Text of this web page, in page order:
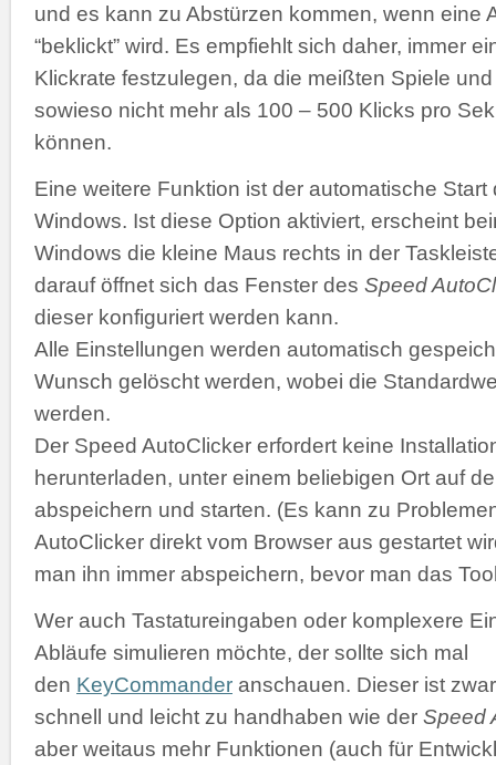
und es kann zu Abstürzen kommen, wenn eine
“beklickt” wird. Es empfiehlt sich daher, immer
Klickrate festzulegen, da die meißten Spiele
sowieso nicht mehr als 100 – 500 Klicks pro
können.
Eine weitere Funktion ist der automatische Start
Windows. Ist diese Option aktiviert, erscheint
Windows die kleine Maus rechts in der
darauf öffnet sich das Fenster des Speed
dieser konfiguriert werden kann.
Alle Einstellungen werden automatisch
Wunsch gelöscht werden, wobei die
werden.
Der Speed AutoClicker erfordert keine
herunterladen, unter einem beliebigen Ort auf
abspeichern und starten. (Es kann zu
AutoClicker direkt vom Browser aus gestartet
man ihn immer abspeichern, bevor man das
Wer auch Tastatureingaben oder komplexere
Abläufe simulieren möchte, der sollte sich mal
den KeyCommander anschauen. Dieser ist
schnell und leicht zu handhaben wie der Speed
aber weitaus mehr Funktionen (auch für